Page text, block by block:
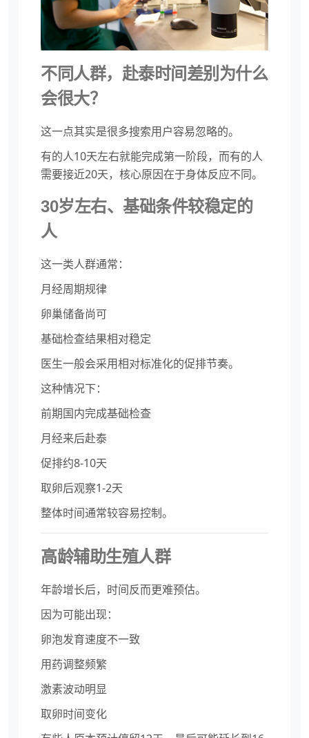
不同人群，赴泰时间差别为什么
会很大？
这一点其实是很多搜索用户容易忽略的。
有的人10天左右就能完成第一阶段，而有的人
需要接近20天，核心原因在于身体反应不同。
30岁左右、基础条件较稳定的
人
这一类人群通常：
月经周期规律
卵巢储备尚可
基础检查结果相对稳定
医生一般会采用相对标准化的促排节奏。
这种情况下：
前期国内完成基础检查
月经来后赴泰
促排约8-10天
取卵后观察1-2天
整体时间通常较容易控制。
高龄辅助生殖人群
年龄增长后，时间反而更难预估。
因为可能出现：
卵泡发育速度不一致
用药调整频繁
激素波动明显
取卵时间变化